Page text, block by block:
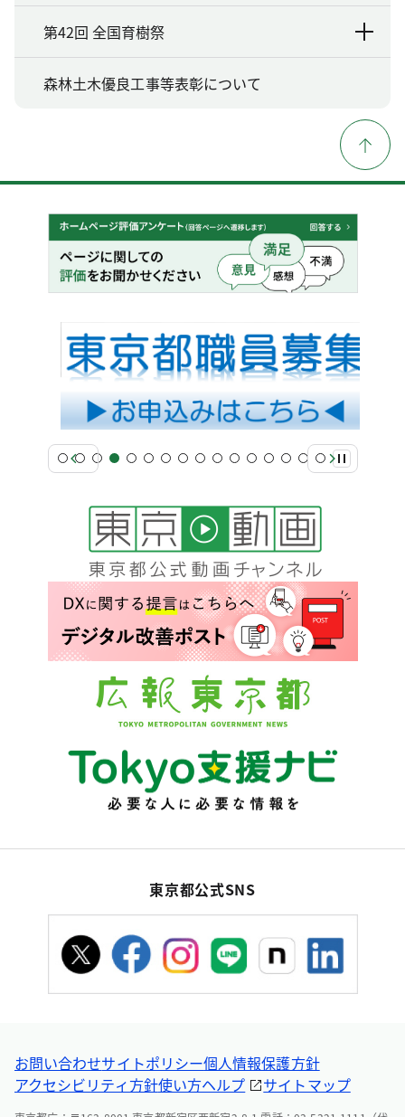
第42回 全国育樹祭
森林土木優良工事等表彰について
東京都公式SNS
お問い合わせサイトポリシー個人情報保護方針
アクセシビリティ方針使い方ヘルプ サイトマップ